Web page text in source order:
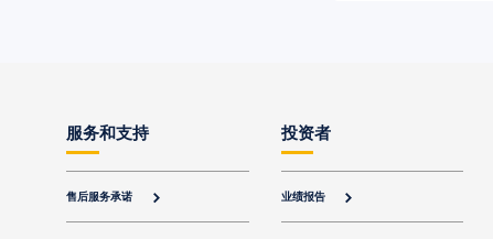
服务和支持
售后服务承诺 
投资者
业绩报告 